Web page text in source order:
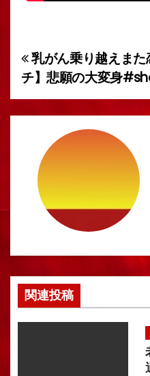
投
稿
ナ
ゲ
ー
ョ
ン
乳がん乗り越えま
チ】悲願の大変身
関連投稿